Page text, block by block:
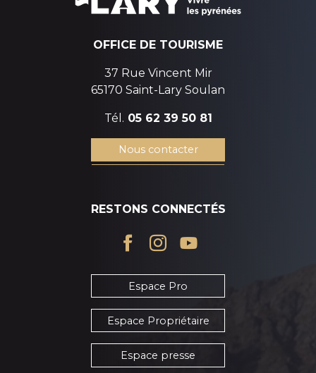
OFFICE DE TOURISME
37 Rue Vincent Mir
65170 Saint-Lary Soulan
Tél. 05 62 39 50 81
Nous contacter
RESTONS CONNECTÉS
Espace Pro
Espace Propriétaire
Espace presse